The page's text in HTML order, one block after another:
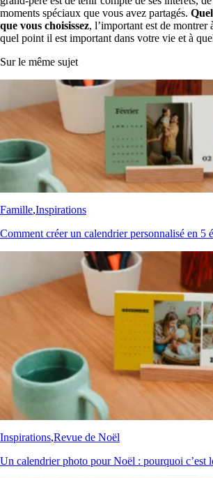
moments spéciaux que vous avez partagés.
que vous choisissez, l’important est de montrer
quel point il est important dans votre vie et à
Sur le même sujet
Famille,Inspirations
Comment créer un calendrier personnalisé en 5
Inspirations,Revue de Noël
Un calendrier photo pour Noël : pourquoi c’est